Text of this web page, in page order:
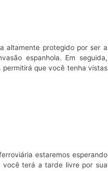
altamente protegido por ser a
espanhola. Em seguida,
que você tenha vistas
estaremos esperando
você terá a tarde livre por sua